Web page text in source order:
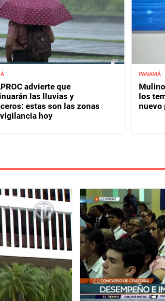
advierte que
las lluvias y
estas son las zonas
hoy
PANAMÁ
los
nuevo